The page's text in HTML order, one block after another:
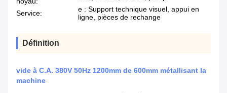
Service:
e : Support technique visuel, appui en
ligne, pièces de rechange
Définition
vide à C.A. 380V 50Hz 1200mm de 600mm métallisant la
machine